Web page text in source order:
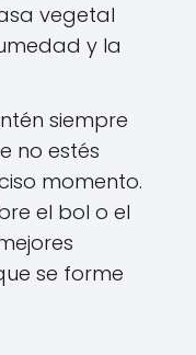
vegetal
y la
siempre
no estés
momento.
el bol o el
se forme